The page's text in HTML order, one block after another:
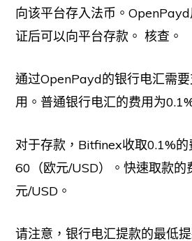
向该平台存入法币。
证后可以向平台存款。 核查。
通过OpenPayd的银行电汇需
用。普通银行电汇的费用为
对于存款，Bitfinex收取0.1%的
60（欧元/USD）。快速取款的
元/USD。
请注意，银行电汇提款的最低